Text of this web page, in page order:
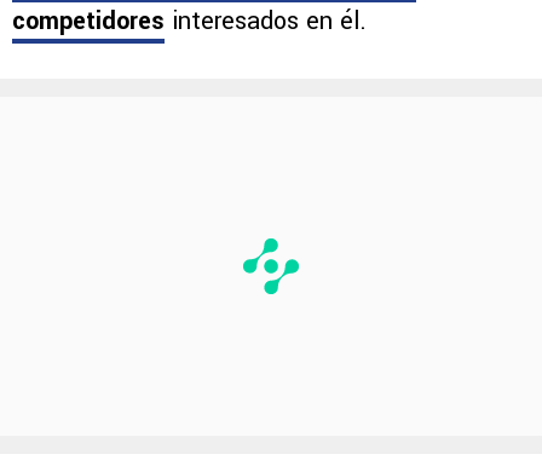
competidores interesados en él.